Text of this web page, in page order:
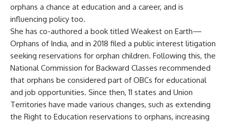
orphans a chance at education and a career, and is
influencing policy too.
She has co-authored a book titled Weakest on Earth—
Orphans of India, and in 2018 filed a public interest litigation
seeking reservations for orphan children. Following this, the
National Commission for Backward Classes recommended
that orphans be considered part of OBCs for educational
and job opportunities. Since then, 11 states and Union
Territories have made various changes, such as extending
the Right to Education reservations to orphans, increasing